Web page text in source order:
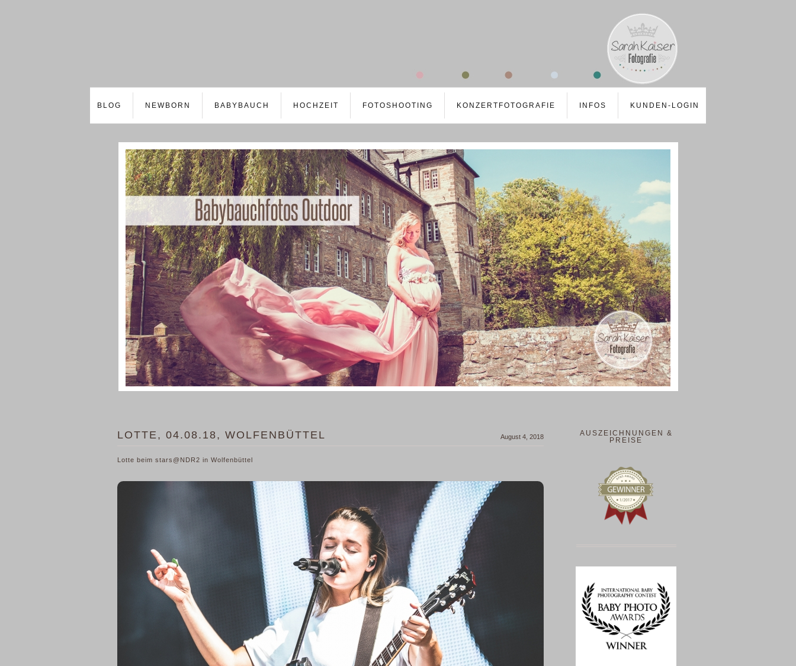
BLOG NEWBORN BABYBAUCH HOCHZEIT FOTOSHOOTING KONZERTFOTOGRAFIE INFOS KUNDEN-LOGIN
August 4, 2018
LOTTE, 04.08.18, WOLFENBÜTTEL
Lotte beim stars@NDR2 in Wolfenbüttel
AUSZEICHNUNGEN &
PREISE